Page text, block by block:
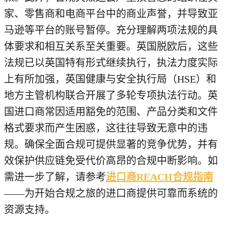
家、零售商和电商平台中的商业声誉，并导致亚
马逊等平台的账号暂停。充分理解两项法规的具
体要求和相互关系至关重要。英国脱欧后，这些
法规已以英国特有形式继续执行，执法力度实际
上有所加强，英国健康与安全执行局（HSE）和
地方主管机构联合开展了多轮专项执法行动。英
国进口商常因适用豁免的范围、产品分类和文件
格式要求而产生困惑，这往往导致无意中的违
规。确保全面合规可提供显著的竞争优势，并有
效保护供应链免受代价高昂的合规中断影响。如
需进一步了解，请参考进口商REACH合规指南
——为开始合规之旅的进口商提供可靠而系统的
资源支持。